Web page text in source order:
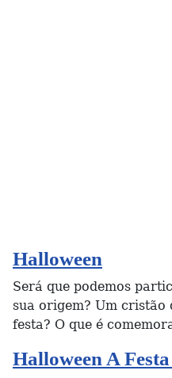
Halloween
Será que podemos
sua origem? Um cristão
festa? O que é
Halloween A